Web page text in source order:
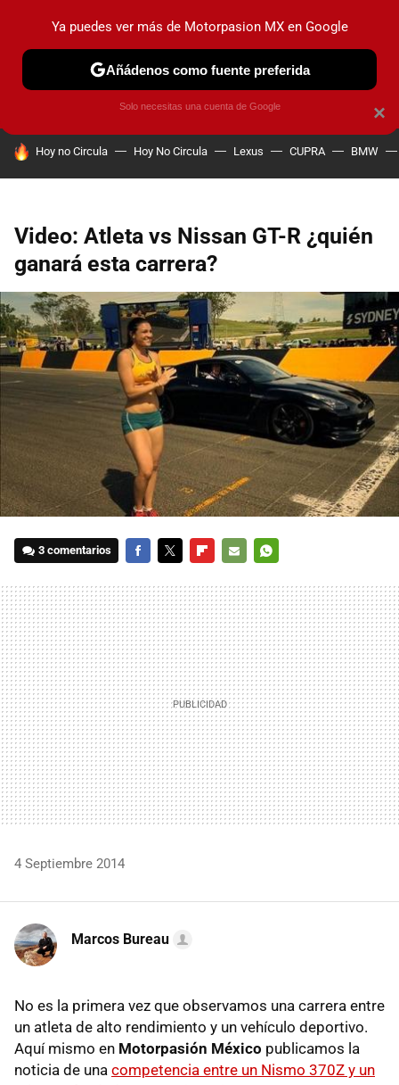
PRUEBAS INDUSTRIA HOY NO CIRCULA
HOY SE HABLA DE
Hoy no Circula Hoy No Circula Lexus CUPRA BMW
Video: Atleta vs Nissan GT-R ¿quién
ganará esta carrera?
3 comentarios
MAIL
4 Septiembre 2014
Marcos Bureau
No es la primera vez que observamos una carrera entre
un atleta de alto rendimiento y un vehículo deportivo.
Aquí mismo en Motorpasión México publicamos la
noticia de una competencia entre un Nismo 370Z y un
×
Ya puedes ver más de Motorpasion MX en Google
Añádenos como fuente preferida
Solo necesitas una cuenta de Google